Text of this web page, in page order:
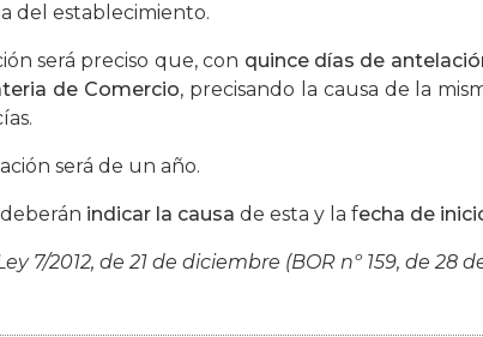
del establecimiento.
será preciso que, con quince días de
de Comercio, precisando la causa de la
será de un año.
indicar la causa de esta y la fecha de
7/2012, de 21 de diciembre (BOR nº 159, de 28